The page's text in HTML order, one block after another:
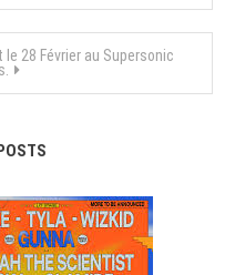
le 28 Février au Supersonic